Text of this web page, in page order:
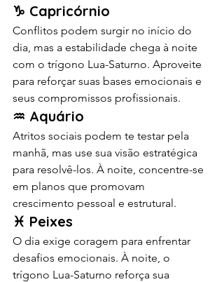
♑ Capricórnio
Conflitos podem surgir no início do
dia, mas a estabilidade chega à noite
com o trígono Lua-Saturno. Aproveite
para reforçar suas bases emocionais e
seus compromissos profissionais.
♒ Aquário
Atritos sociais podem te testar pela
manhã, mas use sua visão estratégica
para resolvê-los. À noite, concentre-se
em planos que promovam
crescimento pessoal e estrutural.
♓ Peixes
O dia exige coragem para enfrentar
desafios emocionais. À noite, o
trígono Lua-Saturno reforça sua